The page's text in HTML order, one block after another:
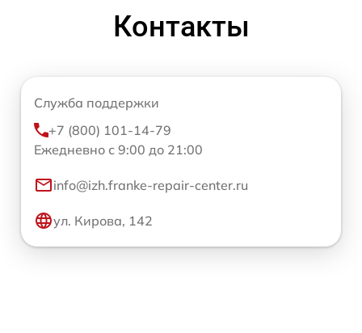
Контакты
Служба поддержки
+7 (800) 101-14-79
Ежедневно с 9:00 до 21:00
info@izh.franke-repair-center.ru
ул. Кирова, 142